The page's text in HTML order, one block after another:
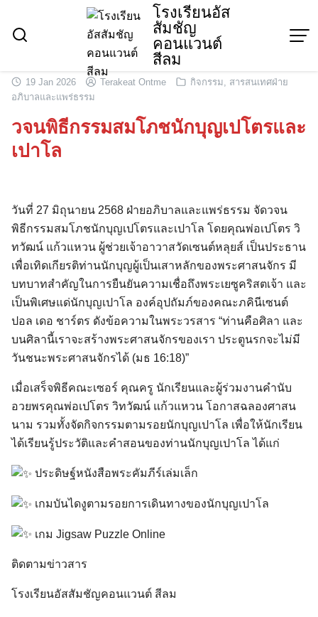
content
โรงเรียนอัส
สัมชัญ
คอนแวนต์
สีลม
19 Jan 2026 Terakeat Ontme กิจกรรม, สารสนเทศฝ่าย
อภิบาลและแพร่ธรรม
วจนพิธีกรรมสมโภชนักบุญเปโตรและ
เปาโล
วันที่ 27 มิถุนายน 2568 ฝ่ายอภิบาลและแพร่ธรรม จัดวจน
พิธีกรรมสมโภชนักบุญเปโตรและเปาโล โดยคุณพ่อเปโตร วิ
ทวัฒน์ แก้วแหวน ผู้ช่วยเจ้าอาวาสวัดเซนต์หลุยส์ เป็นประธาน
เพื่อเทิดเกียรติท่านนักบุญผู้เป็นเสาหลักของพระศาสนจักร มี
บทบาทสำคัญในการยืนยันความเชื่อถึงพระเยซูคริสตเจ้า และ
เป็นพิเศษแด่นักบุญเปาโล องค์อุปถัมภ์ของคณะภคินีเซนต์
ปอล เดอ ชาร์ตร ดังข้อความในพระวรสาร “ท่านคือศิลา และ
บนศิลานี้เราจะสร้างพระศาสนจักรของเรา ประตูนรกจะไม่มี
วันชนะพระศาสนจักรได้ (มธ 16:18)”
เมื่อเสร็จพิธีคณะเซอร์ คุณครู นักเรียนและผู้ร่วมงานคำนับ
อวยพรคุณพ่อเปโตร วิทวัฒน์ แก้วแหวน โอกาสฉลองศาสน
นาม รวมทั้งจัดกิจกรรมตามรอยนักบุญเปาโล เพื่อให้นักเรียน
ได้เรียนรู้ประวัติและคำสอนของท่านนักบุญเปาโล ได้แก่
ประดิษฐ์หนังสือพระคัมภีร์เล่มเล็ก
เกมบันไดงูตามรอยการเดินทางของนักบุญเปาโล
เกม Jigsaw Puzzle Online
ติดตามข่าวสาร
โรงเรียนอัสสัมชัญคอนแวนต์ สีลม